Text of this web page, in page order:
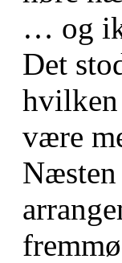
… og
Det
hvilken
være